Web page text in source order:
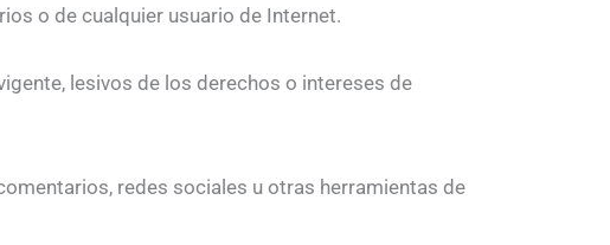
o de cualquier usuario de Internet.
lesivos de los derechos o intereses de
redes sociales u otras herramientas de